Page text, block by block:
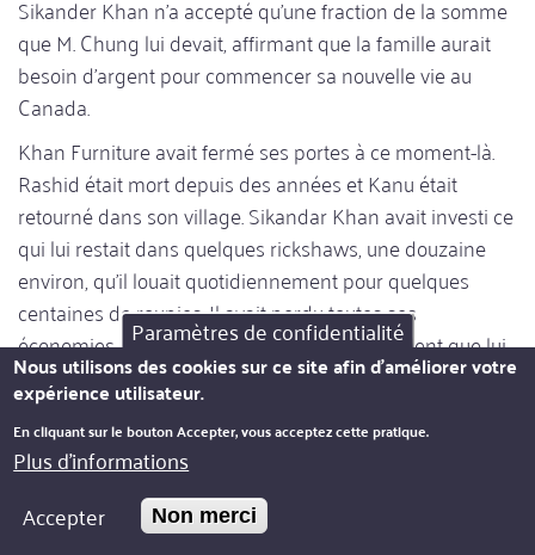
Sikander Khan n'a accepté qu'une fraction de la somme
que M. Chung lui devait, affirmant que la famille aurait
besoin d'argent pour commencer sa nouvelle vie au
Canada.
Khan Furniture avait fermé ses portes à ce moment-là.
Rashid était mort depuis des années et Kanu était
retourné dans son village. Sikandar Khan avait investi ce
qui lui restait dans quelques rickshaws, une douzaine
environ, qu'il louait quotidiennement pour quelques
centaines de roupies. Il avait perdu toutes ses
économies et dépendait entièrement de l'argent que lui
rapportaient ses tireurs de pousse-pousse, ce qu'ils
cessèrent peu à peu de faire. Il est décédé en 1991. Le
médecin local qui a rédigé son certificat de décès
connaissait papa. Il lui a dit que Sikander Khan était
mort de faim.
Paramètres de confidentialité
Nous utilisons des cookies sur ce site afin d'améliorer votre
expérience utilisateur.
En cliquant sur le bouton Accepter, vous acceptez cette pratique.
Plus d'informations
Accepter
Non merci